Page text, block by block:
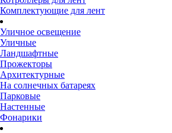
Комплектующие для лент
Уличное освещение
Уличные
Ландшафтные
Прожекторы
Архитектурные
На солнечных батареях
Парковые
Настенные
Фонарики